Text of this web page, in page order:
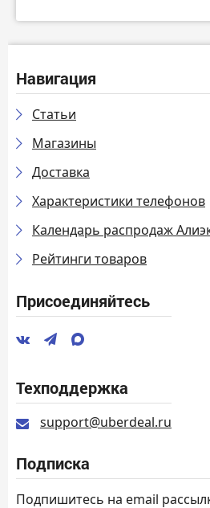
Навигация
Статьи
Магазины
Доставка
Характеристики телефонов
Календарь распродаж
Рейтинги товаров
Присоединяйтесь
Техподдержка
support@uberdeal.ru
Подписка
Подпишитесь на email